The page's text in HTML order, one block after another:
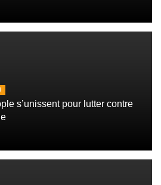
s’unissent pour lutter contre